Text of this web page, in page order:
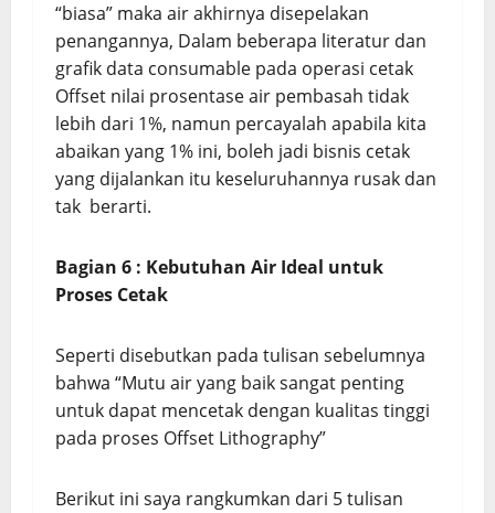
“biasa” maka air akhirnya disepelakan
penangannya, Dalam beberapa literatur dan
grafik data consumable pada operasi cetak
Offset nilai prosentase air pembasah tidak
lebih dari 1%, namun percayalah apabila kita
abaikan yang 1% ini, boleh jadi bisnis cetak
yang dijalankan itu keseluruhannya rusak dan
tak berarti.
Bagian 6 : Kebutuhan Air Ideal untuk
Proses Cetak
Seperti disebutkan pada tulisan sebelumnya
bahwa “Mutu air yang baik sangat penting
untuk dapat mencetak dengan kualitas tinggi
pada proses Offset Lithography”
Berikut ini saya rangkumkan dari 5 tulisan